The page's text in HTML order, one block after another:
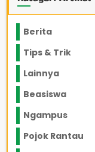
Berita
Tips & Trik
Lainnya
Beasiswa
Ngampus
Pojok Rantau